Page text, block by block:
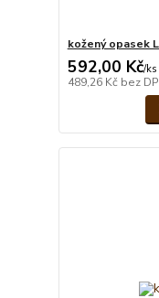
kožený opasek
592,00 Kč/ks
489,26 Kč bez